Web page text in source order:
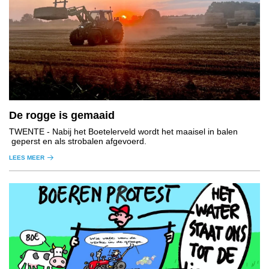
De rogge is gemaaid
TWENTE - Nabij het Boetelerveld wordt het maaisel in balen
geperst en als strobalen afgevoerd.
LEES MEER